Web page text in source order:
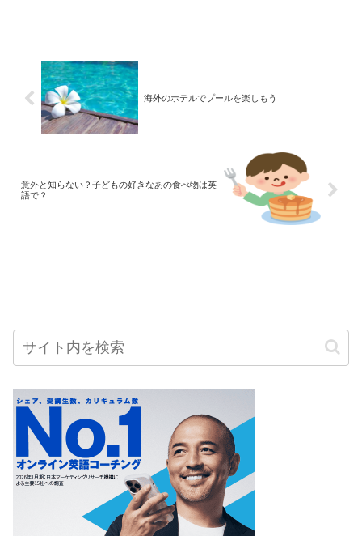
海外のホテルでプールを楽しもう
意外と知らない？子どもの好きなあの食べ物は英
語で？